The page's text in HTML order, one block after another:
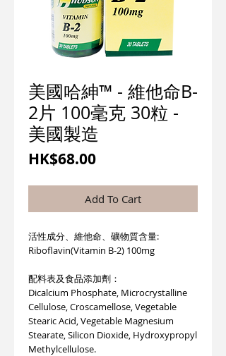
美國哈紳™ - 維他命B-
2片 100毫克 30粒 -
美國製造
HK$68.00價
Add To Cart
活性成分、維他命、礦物質含量:
Riboflavin(Vitamin B-2) 100mg
配料表及食品添加劑：
Dicalcium Phosphate, Microcrystalline
Cellulose, Croscamellose, Vegetable
Stearic Acid, Vegetable Magnesium
Stearate, Silicon Dioxide, Hydroxypropyl
Methylcellulose.